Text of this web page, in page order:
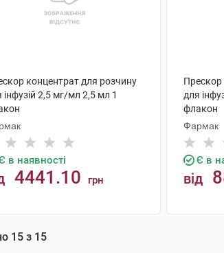
концентрат для розчину
інфузій 2,5 мг/мл 2,5 мл 1
в наявності
4441.10 грн
Прескор
для
флакон
Фармак
Є в
від
15 з 15